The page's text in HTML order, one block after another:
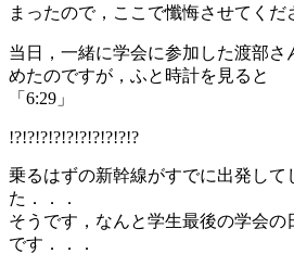
まったので，ここで懺悔させてくだ
当日，一緒に学会に参加した渡部さ
めたのですが，ふと時計を見ると
「6:29」
!?!?!?!?!?!?!?!?!?!?
乗るはずの新幹線がすでに出発して
た．．．
そうです，なんと学生最後の学会
です．．．